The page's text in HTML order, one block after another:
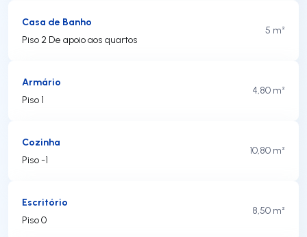
Casa de Banho
Piso 2 De apoio aos quartos
5 m²
Armário
Piso 1
4,80 m²
Cozinha
Piso -1
10,80 m²
Escritório
Piso 0
8,50 m²